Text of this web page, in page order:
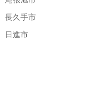
長久手市
日進市